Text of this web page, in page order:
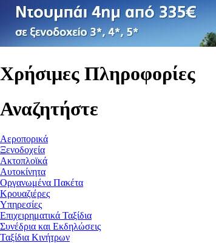
Χρήσιμες Πληροφορίες
Αναζητήστε
Αεροπορικά
Ξενοδοχεία
Ακτοπλοϊκά
Αυτοκίνητα
Οργανωμένα Πακέτα
Κρουαζιέρες
Υπηρεσίες
Επιχειρηματικά Ταξίδια
Συνέδρια και Εκδηλώσεις
Ταξίδια Κινήτρων